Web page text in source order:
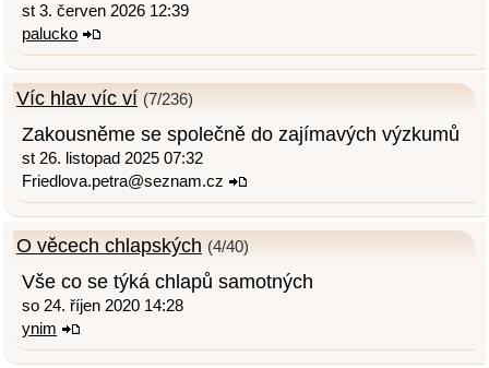
st 3. červen 2026 12:39
palucko
Víc hlav víc ví (7/236)
Zakousněme se společně do zajímavých výzkumů
st 26. listopad 2025 07:32
Friedlova.petra@seznam.cz
O věcech chlapských (4/40)
Vše co se týká chlapů samotných
so 24. říjen 2020 14:28
ynim